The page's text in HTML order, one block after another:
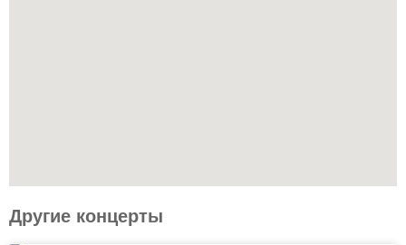
Другие концерты